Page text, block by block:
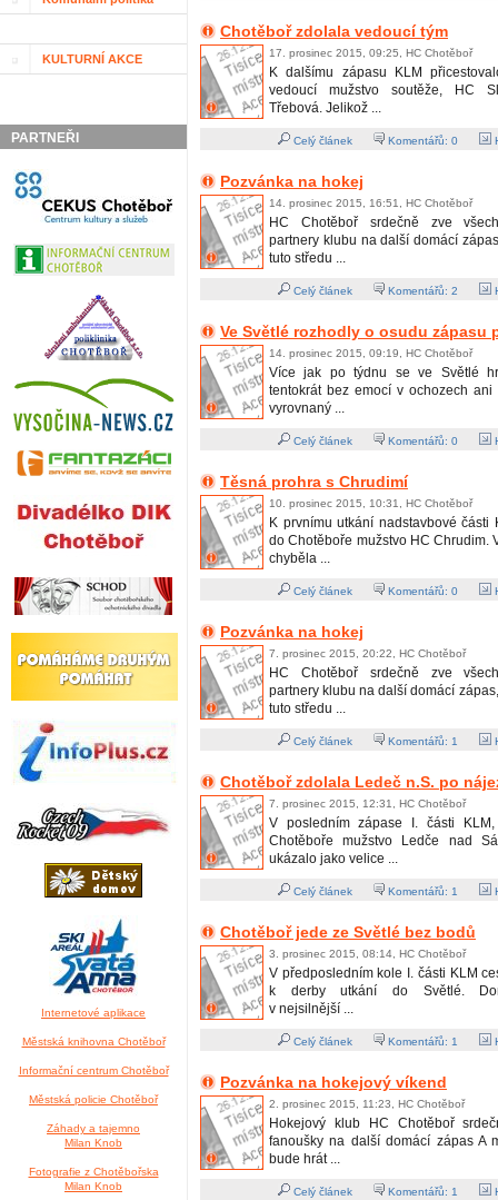
KULTURNÍ AKCE
PARTNEŘI
Internetové aplikace
Městská knihovna Chotěboř
Informační centrum Chotěboř
Městská policie Chotěboř
Záhady a tajemno
Milan Knob
Fotografie z Chotěbořska
Milan Knob
Chotěboř zdolala vedoucí tým
17. prosinec 2015, 09:25, HC Chotěboř
K dalšímu zápasu KLM
vedoucí mužstvo soutěže, HC
Třebová. Jelikož ...
Celý článek Komentářů: 0
Pozvánka na hokej
14. prosinec 2015, 16:51, HC Chotěboř
HC Chotěboř srdečně zve
partnery klubu na další domácí
tuto středu ...
Celý článek Komentářů: 2
Ve Světlé rozhodly o osudu zápasu
14. prosinec 2015, 09:19, HC Chotěboř
Více jak po týdnu se ve Světlé
tentokrát bez emocí v ochozech
vyrovnaný ...
Celý článek Komentářů: 0
Těsná prohra s Chrudimí
10. prosinec 2015, 10:31, HC Chotěboř
K prvnímu utkání nadstavbové části
do Chotěboře mužstvo HC Chrudim.
chyběla ...
Celý článek Komentářů: 0
Pozvánka na hokej
7. prosinec 2015, 20:22, HC Chotěboř
HC Chotěboř srdečně zve
partnery klubu na další domácí
tuto středu ...
Celý článek Komentářů: 1
Chotěboř zdolala Ledeč n.S. po
7. prosinec 2015, 12:31, HC Chotěboř
V posledním zápase I. části
Chotěboře mužstvo Ledče nad
ukázalo jako velice ...
Celý článek Komentářů: 1
Chotěboř jede ze Světlé bez bodů
3. prosinec 2015, 08:14, HC Chotěboř
V předposledním kole I. části KLM
k derby utkání do Světlé.
v nejsilnější ...
Celý článek Komentářů: 1
Pozvánka na hokejový víkend
2. prosinec 2015, 11:23, HC Chotěboř
Hokejový klub HC Chotěboř
fanoušky na další domácí zápas A
bude hrát ...
Celý článek Komentářů: 1